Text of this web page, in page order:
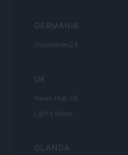
GERMANIA
Investieren24
UK
News Hub UK
Lgbtq News
OLANDA